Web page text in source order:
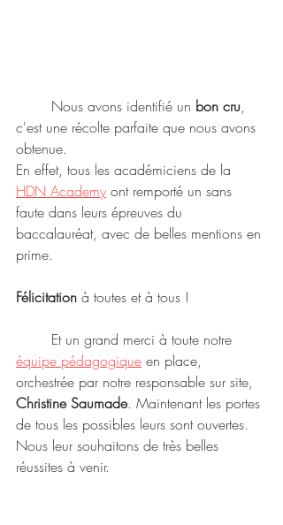
	Nous avons identifié un
bon cru,
c'est une récolte parfaite que nous avons
obtenue.
En effet, tous les académiciens de la
HDN Academy ont remporté un sans
faute dans leurs épreuves du
baccalauréat, avec de belles mentions en
prime.
Félicitation à toutes et à tous !
	Et un grand merci à toute notre
équipe pédagogique en place,
orchestrée par notre responsable sur site,
Christine Saumade. Maintenant les portes
de tous les possibles leurs sont ouvertes.
Nous leur souhaitons de très belles
réussites à venir.